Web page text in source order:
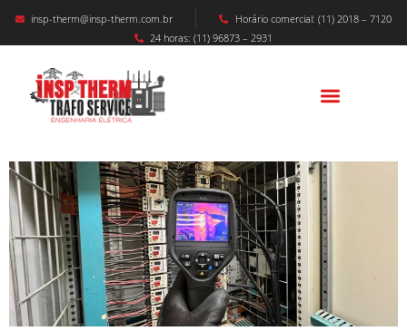
insp-therm@insp-therm.com.br
Horário comercial: (11) 2018 – 7120
24 horas: (11) 96873 – 2931
INSPEÇÃO TERMOGRÁFICA EM CURITIBA:
Segurança, Eficiência E Confiabilidade Para